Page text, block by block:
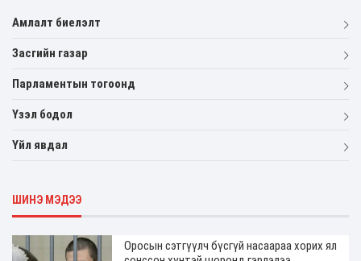
Амлалт биелэлт
Засгийн газар
Парламентын тогоонд
Үзэл бодол
Үйл явдал
ШИНЭ МЭДЭЭ
Оросын сэтгүүлч бүсгүй насаараа хорих ял